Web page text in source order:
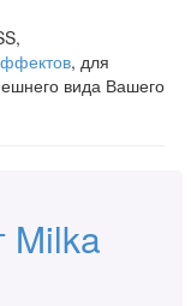
, для
вида Вашего
Milka